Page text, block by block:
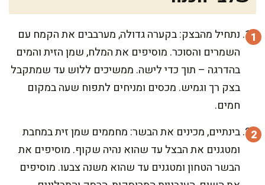
נתחיל מהבצק: בקערה גדולה, מערבבים את הקמח עם
השמרים והסוכר. מוסיפים את המלח, שמן הזית והמים
בהדרגה – תוך כדי לישה. ממשיכים ללוש עד שמתקבל
בצק רך וגמיש. מכסים ומניחים לתפוח שעה במקום
חמים.
בינתיים, מכינים את הבשר: מחממים שמן זית במחבת
ומטגנים את הבצל עד שהוא נהיה שקוף. מוסיפים את
הבשר הטחון ומטגנים עד שהוא משנה צבעו. מוסיפים